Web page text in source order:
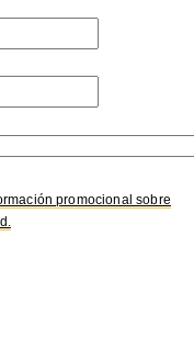
promocional sobre